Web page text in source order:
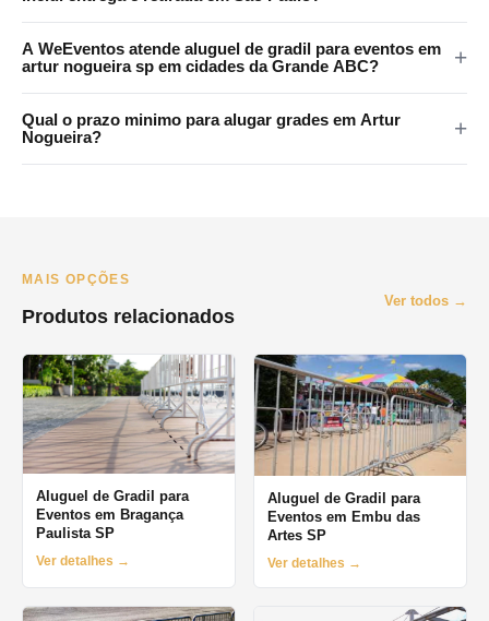
Paulo e Grande SP. Atendemos Artur Nogueira e regiao
A WeEventos atende aluguel de gradil para eventos em
artur nogueira sp em cidades da Grande ABC?
Diadema e Maua. Consulte disponibilidade pelo WhatsApp.
Qual o prazo minimo para alugar grades em Artur
Nogueira?
MAIS OPÇÕES
Produtos relacionados
Ver todos →
Aluguel de Gradil para
Eventos em Bragança
Paulista SP
Ver detalhes →
Aluguel de Gradil para
Eventos em Embu das
Artes SP
Ver detalhes →